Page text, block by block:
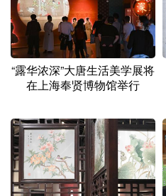
“露华浓深”大唐生活美学展将
在上海奉贤博物馆举行